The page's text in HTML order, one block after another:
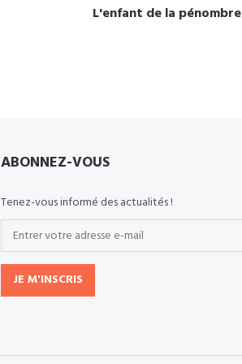
L'enfant de la pénombre
ABONNEZ-VOUS
Tenez-vous informé des actualités !
JE M'INSCRIS